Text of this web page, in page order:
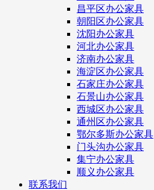
昌平区办公家具
朝阳区办公家具
沈阳办公家具
河北办公家具
济南办公家具
海淀区办公家具
石家庄办公家具
石景山办公家具
西城区办公家具
通州区办公家具
鄂尔多斯办公家具
门头沟办公家具
集宁办公家具
顺义办公家具
联系我们